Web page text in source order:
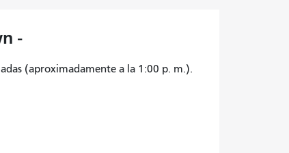
-
(aproximadamente a la 1:00 p. m.).